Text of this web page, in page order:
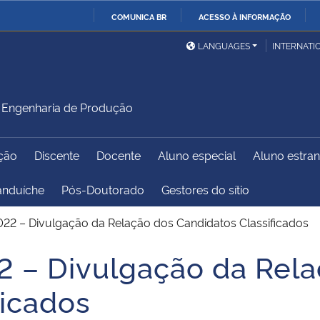
COMUNICA BR ACESSO À INFORMAÇÃO
Ministério da Defesa
Ministério das Relações
Exteriores
Desenvolvimento Regional
Controladoria-Geral da
União
LANGUAGES
de Produção
Discente Docente Aluno especial Aluno
Pós-Doutorado Gestores do sítio
– Divulgação da Relação dos Candidatos Classificados
Divulgação da